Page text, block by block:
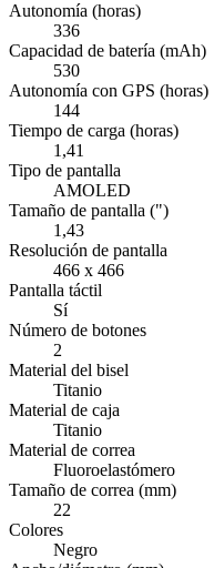
Autonomía (horas)
336
Capacidad de batería (mAh)
530
Autonomía con GPS (horas)
144
Tiempo de carga (horas)
1,41
Tipo de pantalla
AMOLED
Tamaño de pantalla (")
1,43
Resolución de pantalla
466 x 466
Pantalla táctil
Sí
Número de botones
2
Material del bisel
Titanio
Material de caja
Titanio
Material de correa
Fluoroelastómero
Tamaño de correa (mm)
22
Colores
Negro